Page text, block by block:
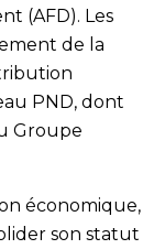
(AFD). Les
de la
PND, dont
Groupe
économique,
son statut